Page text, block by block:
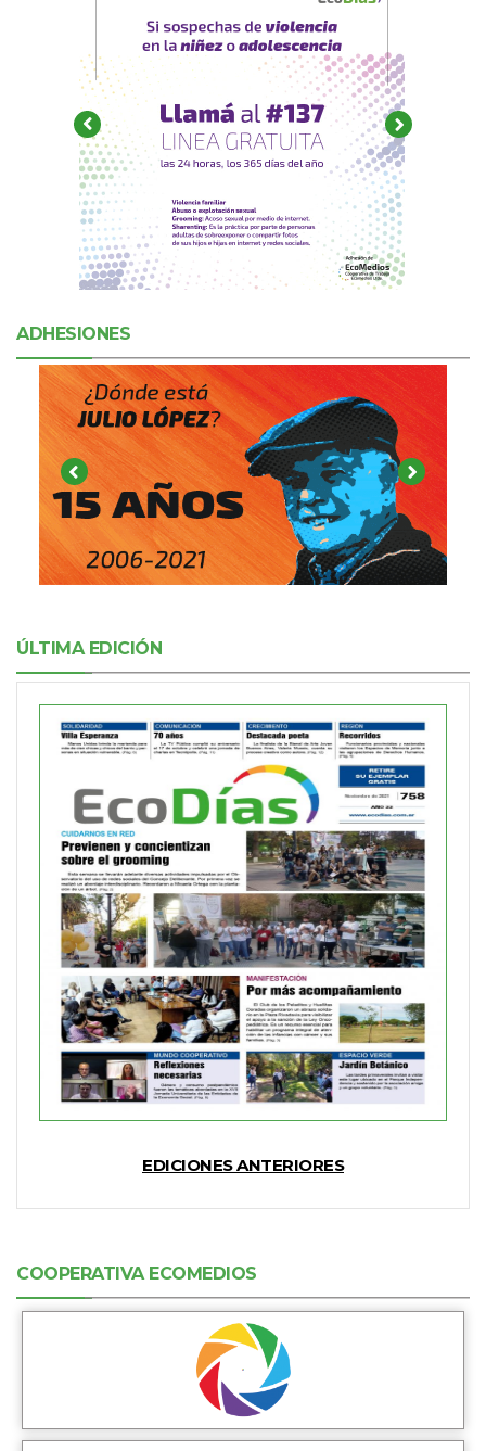
ADHESIONES
ÚLTIMA EDICIÓN
EDICIONES ANTERIORES
COOPERATIVA ECOMEDIOS